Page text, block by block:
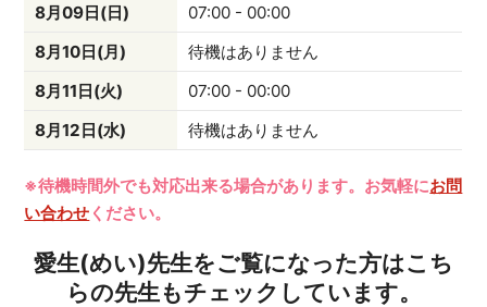
8月09日(日)
07:00 - 00:00
8月10日(月)
待機はありません
8月11日(火)
07:00 - 00:00
8月12日(水)
待機はありません
※待機時間外でも対応出来る場合があります。お気軽にお問
い合わせ ください。
愛生(めい)先生をご覧になった方はこち
らの先生もチェックしています。